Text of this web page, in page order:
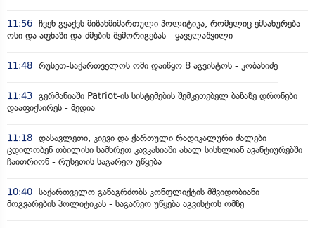
11:56 ჩვენ გვაქვს მიზანმიმართული პოლიტიკა, რომელიც ემსახურება
ოსი და აფხაზი და-ძმების შემორიგებას - ყაველაშვილი
11:48 რუსეთ-საქართველოს ომი დაიწყო 8 აგვისტოს - კობახიძე
11:43 გერმანიაში Patriot-ის სისტემების შემკეთებელ ბაზაზე დრონები
დააფიქსირეს - მედია
11:18 დასავლეთი, კიევი და ქართული რადიკალური ძალები
ცდილობენ თბილისი სამხრეთ კავკასიაში ახალ სისხლიან ავანტიურებში
ჩაითრიონ - რუსეთის საგარეო უწყება
10:40 საქართველო განაგრძობს კონფლიქტის მშვიდობიანი
მოგვარების პოლიტიკას - საგარეო უწყება აგვისტოს ომზე